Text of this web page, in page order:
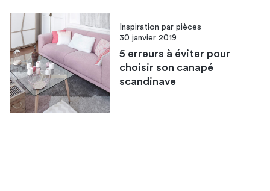
Inspiration par pièces
30 janvier 2019
5 erreurs à éviter pour
choisir son canapé
scandinave